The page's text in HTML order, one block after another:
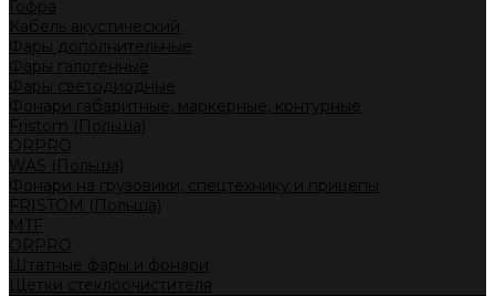
Гофра
Кабель акустический
Фары дополнительные
Фары галогенные
Фары светодиодные
Фонари габаритные, маркерные, контурные
Fristom (Польша)
ORPRO
WAS (Польша)
Фонари на грузовики, спецтехнику и прицепы
FRISTOM (Польша)
MTF
ORPRO
Штатные фары и фонари
Щетки стеклоочистителя